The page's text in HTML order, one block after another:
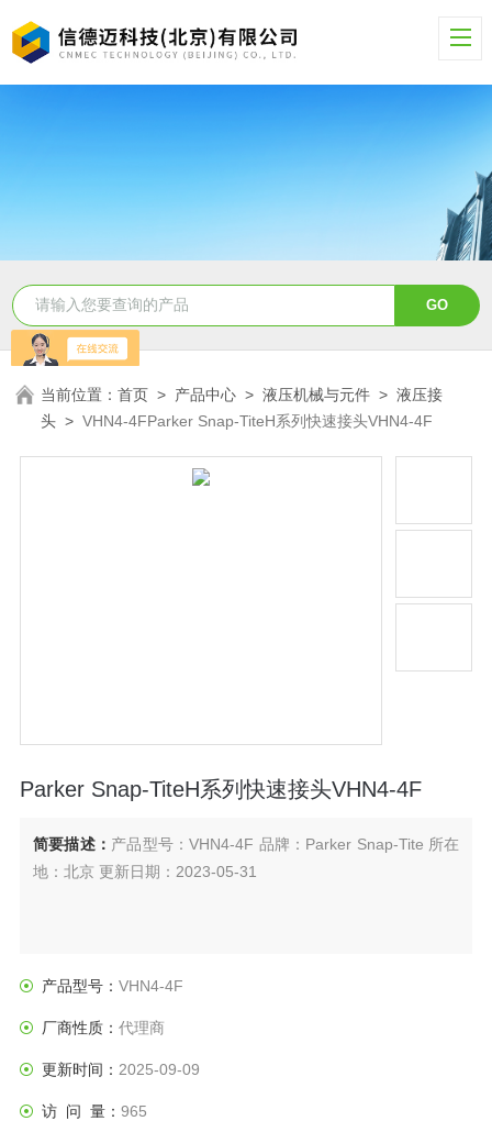
当前位置：首页 > 产品中心 >液压机械与元件 >液压接
头 >VHN4-4FParker Snap-TiteH系列快速接头VHN4-4F
Parker Snap-TiteH系列快速接头VHN4-4F
简要描述： 产品型号：VHN4-4F 品牌：Parker Snap-Tite 所在
地：北京 更新日期：2023-05-31
产品型号： VHN4-4F
厂商性质： 代理商
更新时间： 2025-09-09
访 问 量： 965